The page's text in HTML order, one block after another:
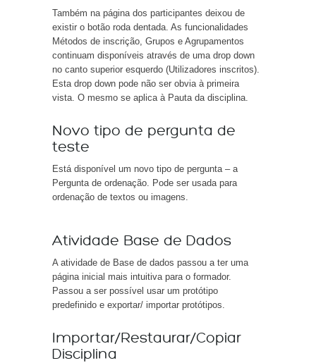
Também na página dos participantes deixou de
existir o botão roda dentada. As funcionalidades
Métodos de inscrição, Grupos e Agrupamentos
continuam disponíveis através de uma drop down
no canto superior esquerdo (Utilizadores inscritos).
Esta drop down pode não ser obvia à primeira
vista. O mesmo se aplica à Pauta da disciplina.
Novo tipo de pergunta de
teste
Está disponível um novo tipo de pergunta – a
Pergunta de ordenação. Pode ser usada para
ordenação de textos ou imagens.
Atividade Base de Dados
A atividade de Base de dados passou a ter uma
página inicial mais intuitiva para o formador.
Passou a ser possível usar um protótipo
predefinido e exportar/ importar protótipos.
Importar/Restaurar/Copiar
Disciplina